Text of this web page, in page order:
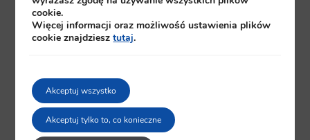
cookie.
Więcej informacji oraz możliwość ustawienia plików
cookie znajdziesztutaj.
Akceptuj wszystko
Akceptuj tylko to, co konieczne